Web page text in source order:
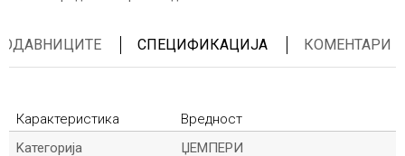
СПЕЦИФИКАЦИЈА КОМЕНТАРИ
Карактеристика
Вредност
Kатегорија
ЏЕМПЕРИ